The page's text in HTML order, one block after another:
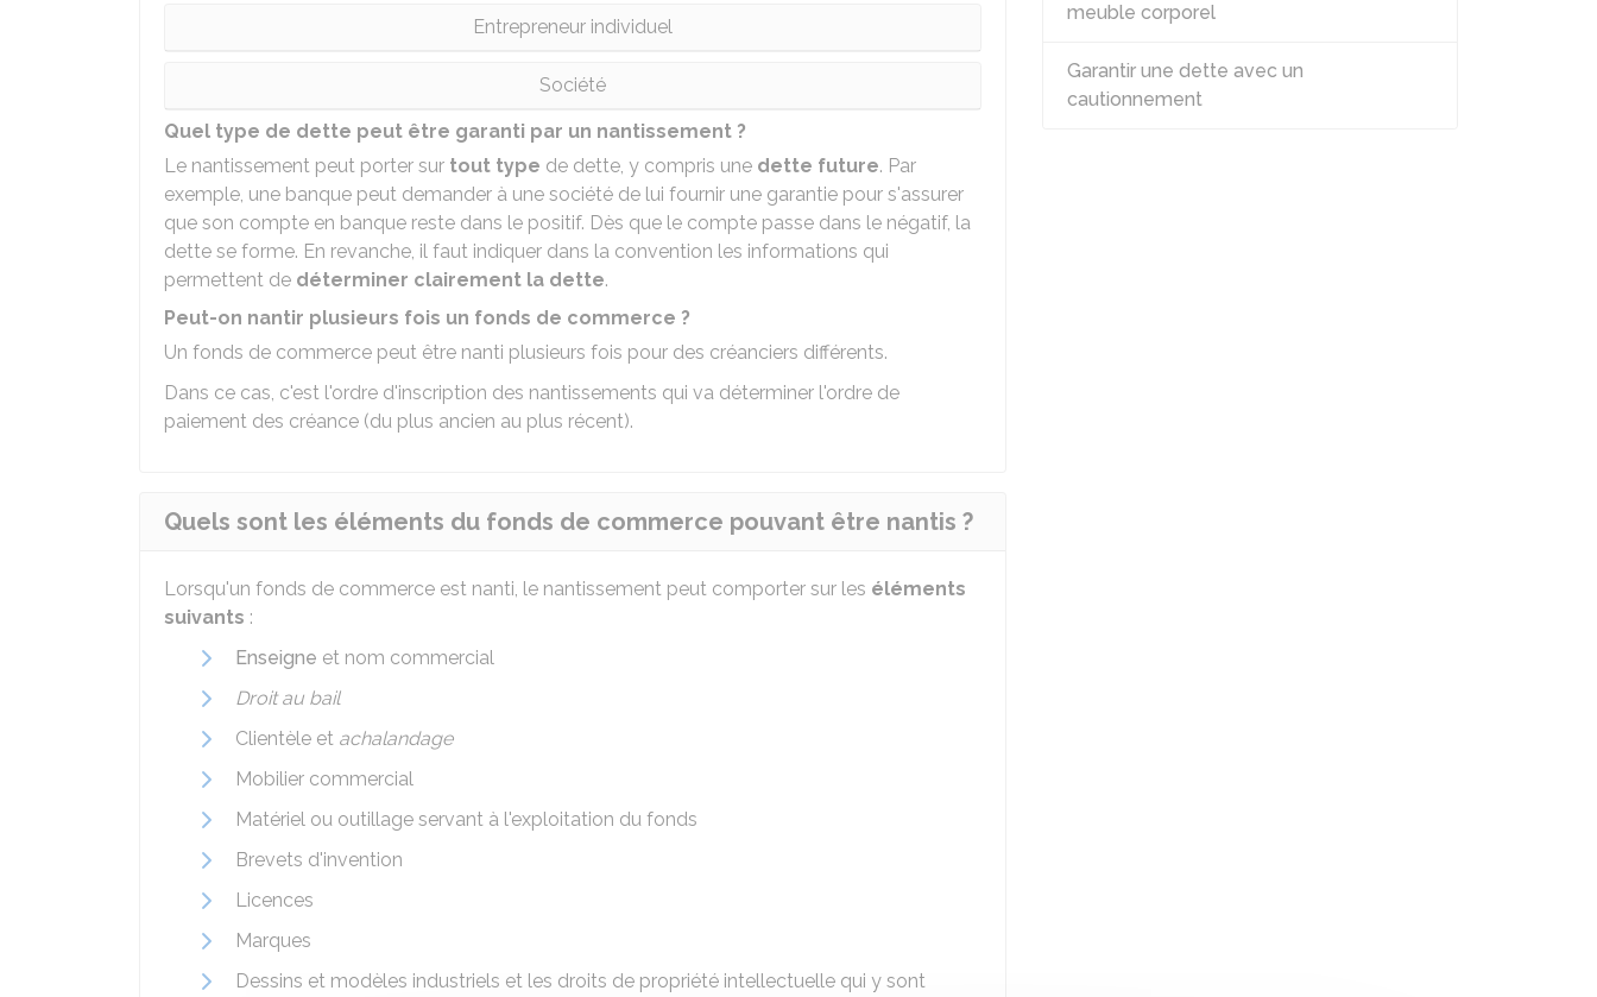
Entrepreneur individuel
Société
Quel type de dette peut être garanti par un nantissement ?
Le nantissement peut porter sur tout type de dette, y compris une dette future. Par
exemple, une banque peut demander à une société de lui fournir une garantie pour s'assurer
que son compte en banque reste dans le positif. Dès que le compte passe dans le négatif, la
dette se forme. En revanche, il faut indiquer dans la convention les informations qui
permettent de déterminer clairement la dette.
Peut-on nantir plusieurs fois un fonds de commerce ?
Un fonds de commerce peut être nanti plusieurs fois pour des créanciers différents.
Dans ce cas, c'est l'ordre d'inscription des nantissements qui va déterminer l'ordre de
paiement des créance (du plus ancien au plus récent).
Quels sont les éléments du fonds de commerce pouvant être nantis ?
Lorsqu'un fonds de commerce est nanti, le nantissement peut comporter sur les éléments
suivants :
Enseigne et nom commercial
Droit au bail
Clientèle et achalandage
Mobilier commercial
Matériel ou outillage servant à l'exploitation du fonds
Brevets d'invention
Licences
Marques
Dessins et modèles industriels et les droits de propriété intellectuelle qui y sont
meuble corporel
Garantir une dette avec un
cautionnement